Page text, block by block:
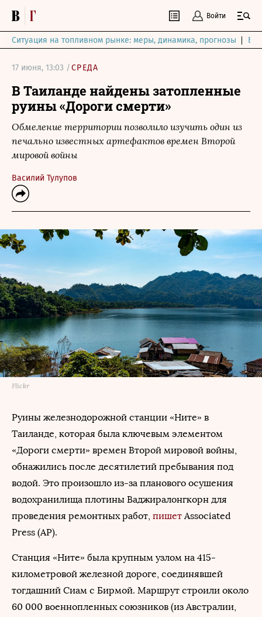
Войти
Ситуация на топливном рынке: меры, динамика, прогнозы
17 июня, 13:03 /СРЕДА
В Таиланде найдены затопленные
руины «Дороги смерти»
Обмеление территории позволило изучить один из
печально известных артефактов времен Второй
мировой войны
Василий Тулупов
Flickr
Руины железнодорожной станции «Ните» в
Таиланде, которая была ключевым элементом
«Дороги смерти» времен Второй мировой войны,
обнажились после десятилетий пребывания под
водой. Это произошло из-за планового осушения
водохранилища плотины Ваджиралонгкорн для
проведения ремонтных работ, пишет Associated
Press (AP).
Станция «Ните» была крупным узлом на 415-
километровой железной дороге, соединявшей
тогдашний Сиам с Бирмой. Маршрут строили около
60 000 военнопленных союзников (из Австралии,